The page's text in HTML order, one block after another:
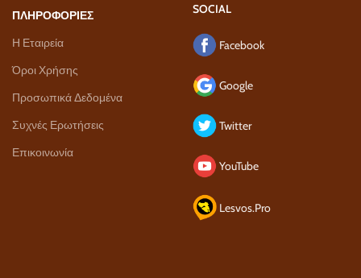
ΠΛΗΡΟΦΟΡΙΕΣ
Η Εταιρεία
Όροι Χρήσης
Προσωπικά Δεδομένα
Συχνές Ερωτήσεις
Επικοινωνία
SOCIAL
Facebook
Google
Twitter
YouTube
Lesvos.Pro